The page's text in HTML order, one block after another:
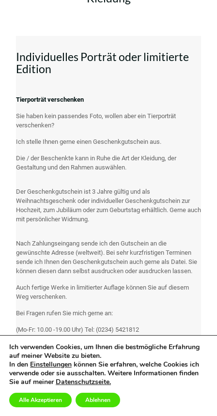
Individuelles Porträt oder limitierte
Edition
Tierporträt verschenken
Sie haben kein passendes Foto, wollen aber ein Tierporträt
verschenken?
Ich stelle Ihnen gerne einen Geschenkgutschein aus.
Die / der Beschenkte kann in Ruhe die Art der Kleidung, der
Gestaltung und den Rahmen auswählen.
Der Geschenkgutschein ist 3 Jahre gültig und als
Weihnachtsgeschenk oder individueller Geschenkgutschein zur
Hochzeit, zum Jubiläum oder zum Geburtstag erhältlich. Gerne auch
mit persönlicher Widmung.
Nach Zahlungseingang sende ich den Gutschein an die
gewünschte Adresse (weltweit). Bei sehr kurzfristigen Terminen
sende ich Ihnen den Geschenkgutschein auch gerne als Datei. Sie
können diesen dann selbst ausdrucken oder ausdrucken lassen.
Auch fertige Werke in limitierter Auflage können Sie auf diesem
Weg verschenken.
Bei Fragen rufen Sie mich gerne an:
(Mo-Fr: 10.00 -19.00 Uhr) Tel: (0234) 5421812
oder senden Sie mir eine unverbindliche Email:
EMail senden
Anfragen sind selbstverständlich kostenlos und unverbindlich!
Ich verwenden Cookies, um Ihnen die bestmögliche Erfahrung
auf meiner Website zu bieten.
In den Einstellungen können Sie erfahren, welche Cookies ich
verwende oder sie ausschalten. Weitere Informationen finden
Sie auf meiner Datenschutzseite.
Alle Akzeptieren Ablehnen